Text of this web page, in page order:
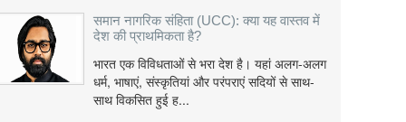
समान नागरिक संहिता (UCC): क्या यह वास्तव में
देश की प्राथमिकता है?
भारत एक विविधताओं से भरा देश है। यहां अलग-अलग
धर्म, भाषाएं, संस्कृतियां और परंपराएं सदियों से साथ-
साथ विकसित हुई ह...